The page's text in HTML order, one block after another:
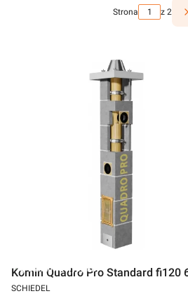
Strona z 2
Darmowa wysyłka
Komin Quadro Pro Standard fi120
SCHIEDEL